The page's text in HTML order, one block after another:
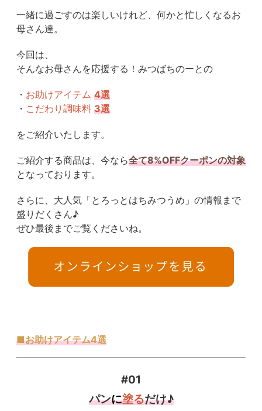
一緒に過ごすのは楽しいけれど、何かと忙しくなるお
母さん達。
今回は、
そんなお母さんを応援する！みつばちのーとの
・ お助けアイテム 4選
・ こだわり調味料 3選
をご紹介いたします。
ご紹介する商品は、今なら全て8%OFFクーポンの対象
となっております。
さらに、大人気「とろっとはちみつうめ」の情報まで
盛りだくさん♪
ぜひ最後までご覧くださいね。
■お助けアイテム4選
#01
パンに塗るだけ♪